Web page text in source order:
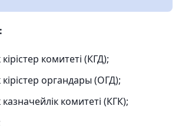
комитеті (КГД);
органдары (ОГД);
комитеті (КГК);